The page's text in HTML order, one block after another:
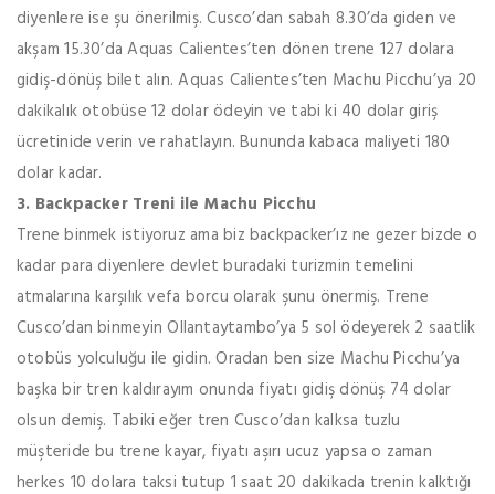
diyenlere ise şu önerilmiş. Cusco’dan sabah 8.30’da giden ve
akşam 15.30’da Aquas Calientes’ten dönen trene 127 dolara
gidiş-dönüş bilet alın. Aquas Calientes’ten Machu Picchu’ya 20
dakikalık otobüse 12 dolar ödeyin ve tabi ki 40 dolar giriş
ücretinide verin ve rahatlayın. Bununda kabaca maliyeti 180
dolar kadar.
3. Backpacker Treni ile Machu Picchu
Trene binmek istiyoruz ama biz backpacker’ız ne gezer bizde o
kadar para diyenlere devlet buradaki turizmin temelini
atmalarına karşılık vefa borcu olarak şunu önermiş. Trene
Cusco’dan binmeyin Ollantaytambo’ya 5 sol ödeyerek 2 saatlik
otobüs yolculuğu ile gidin. Oradan ben size Machu Picchu’ya
başka bir tren kaldırayım onunda fiyatı gidiş dönüş 74 dolar
olsun demiş. Tabiki eğer tren Cusco’dan kalksa tuzlu
müşteride bu trene kayar, fiyatı aşırı ucuz yapsa o zaman
herkes 10 dolara taksi tutup 1 saat 20 dakikada trenin kalktığı